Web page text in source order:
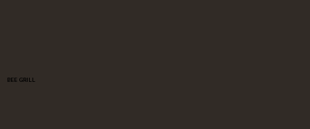
BEE GRILL